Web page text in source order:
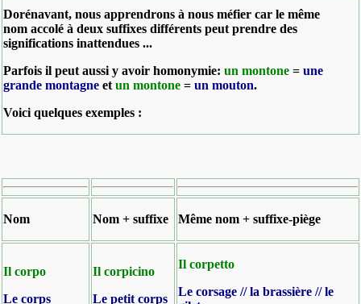
Dorénavant, nous apprendrons à nous méfier car le même
nom accolé à deux suffixes différents peut prendre des
significations inattendues ...
Parfois il peut aussi y avoir homonymie: un montone = une
grande montagne et un montone = un mouton.
Voici quelques exemples :
Nom Nom + suffixe Même nom + suffixe-piège
Il corpo
Le corps
Il corpicino
Le petit corps
Il corpetto
Le corsage // la brassière // le